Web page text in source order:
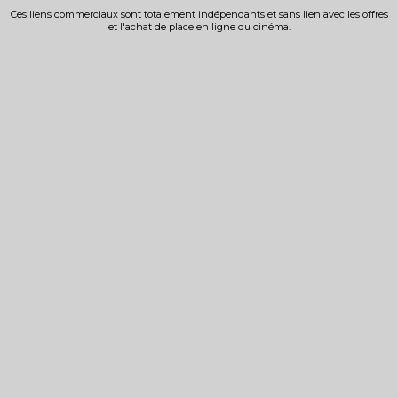
Ces liens commerciaux sont totalement indépendants et sans lien avec les offres
et l'achat de place en ligne du cinéma.